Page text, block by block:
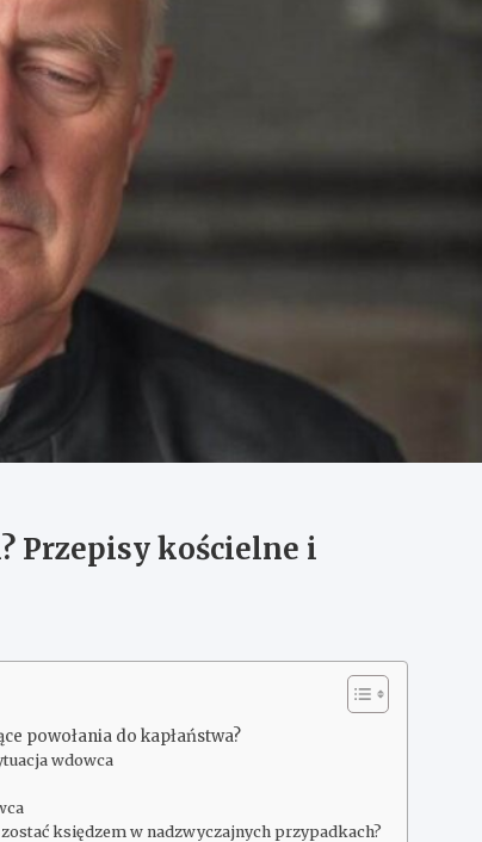
Przepisy kościelne i
powołania do kapłaństwa?
wdowca
księdzem w nadzwyczajnych przypadkach?